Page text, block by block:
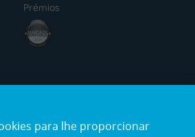
Prémios
award4
certification3
para lhe proporcionar